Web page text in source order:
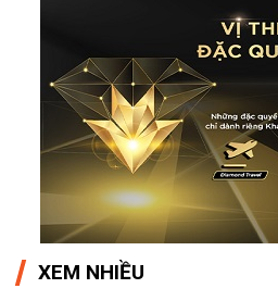
XEM NHIỀU